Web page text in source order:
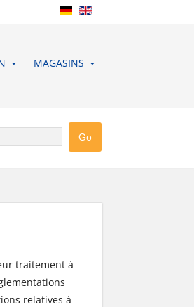
MAGASINS
traitement à
relatives à